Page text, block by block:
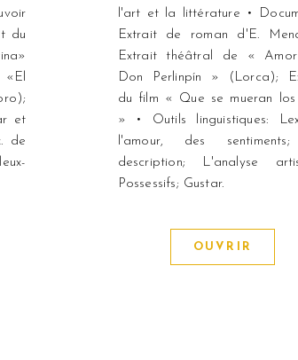
du
et
de
l'art et la littérature •
Extrait de roman d'E.
Extrait théâtral de «
Don Perlinpín » (Lorca);
du film « Que se mueran
» • Outils linguistiques:
l'amour, des
description; L'analyse
Possessifs; Gustar.
OUVRIR